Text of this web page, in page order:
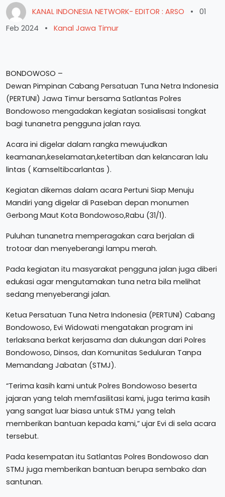
KANAL INDONESIA NETWORK- EDITOR : ARSO •
01
Feb 2024
• Kanal Jawa Timur
BONDOWOSO –
Dewan Pimpinan Cabang Persatuan Tuna Netra Indonesia
(PERTUNI) Jawa Timur bersama Satlantas Polres
Bondowoso mengadakan kegiatan sosialisasi tongkat
bagi tunanetra pengguna jalan raya.
Acara ini digelar dalam rangka mewujudkan
keamanan,keselamatan,ketertiban dan kelancaran lalu
lintas ( Kamseltibcarlantas ).
Kegiatan dikemas dalam acara Pertuni Siap Menuju
Mandiri yang digelar di Paseban depan monumen
Gerbong Maut Kota Bondowoso,Rabu (31/1).
Puluhan tunanetra memperagakan cara berjalan di
trotoar dan menyeberangi lampu merah.
Pada kegiatan itu masyarakat pengguna jalan juga diberi
edukasi agar mengutamakan tuna netra bila melihat
sedang menyeberangi jalan.
Ketua Persatuan Tuna Netra Indonesia (PERTUNI) Cabang
Bondowoso, Evi Widowati mengatakan program ini
terlaksana berkat kerjasama dan dukungan dari Polres
Bondowoso, Dinsos, dan Komunitas Seduluran Tanpa
Memandang Jabatan (STMJ).
“Terima kasih kami untuk Polres Bondowoso beserta
jajaran yang telah memfasilitasi kami, juga terima kasih
yang sangat luar biasa untuk STMJ yang telah
memberikan bantuan kepada kami,” ujar Evi di sela acara
tersebut.
Pada kesempatan itu Satlantas Polres Bondowoso dan
STMJ juga memberikan bantuan berupa sembako dan
santunan.